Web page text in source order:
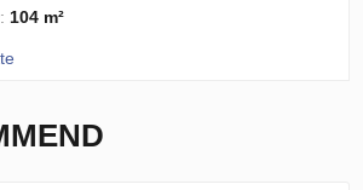
104 m²